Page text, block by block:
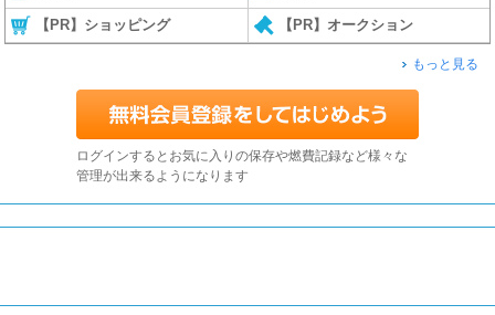
【PR】ショッピング 【PR】オークション
もっと見る
ログインするとお気に入りの保存や燃費記録など様々な
管理が出来るようになります